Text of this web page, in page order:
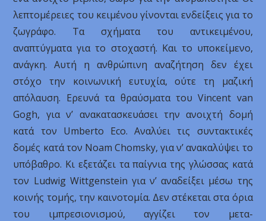
λεπτομέρειες του κειμένου γίνονται ενδείξεις για το
ζωγράφο. Τα σχήματα του αντικειμένου,
αναπτύγματα για το στοχαστή. Και το υποκείμενο,
ανάγκη. Αυτή η ανθρώπινη αναζήτηση δεν έχει
στόχο την κοινωνική ευτυχία, ούτε τη μαζική
απόλαυση. Ερευνά τα θραύσματα του Vincent van
Gogh, για ν’ ανακατασκευάσει την ανοιχτή δομή
κατά τον Umberto Eco. Αναλύει τις συντακτικές
δομές κατά τον Noam Chomsky, για ν’ ανακαλύψει το
υπόβαθρο. Κι εξετάζει τα παίγνια της γλώσσας κατά
τον Ludwig Wittgenstein για ν’ αναδείξει μέσω της
κοινής τομής, την καινοτομία. Δεν στέκεται στα όρια
του ιμπρεσιονισμού, αγγίζει τον μετα-